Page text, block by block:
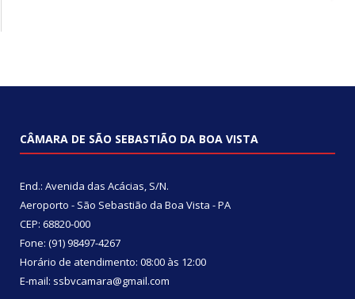
CÂMARA DE SÃO SEBASTIÃO DA BOA VISTA
End.: Avenida das Acácias, S/N.
Aeroporto - São Sebastião da Boa Vista - PA
CEP: 68820-000
Fone: (91) 98497-4267
Horário de atendimento: 08:00 às 12:00
E-mail: ssbvcamara@gmail.com